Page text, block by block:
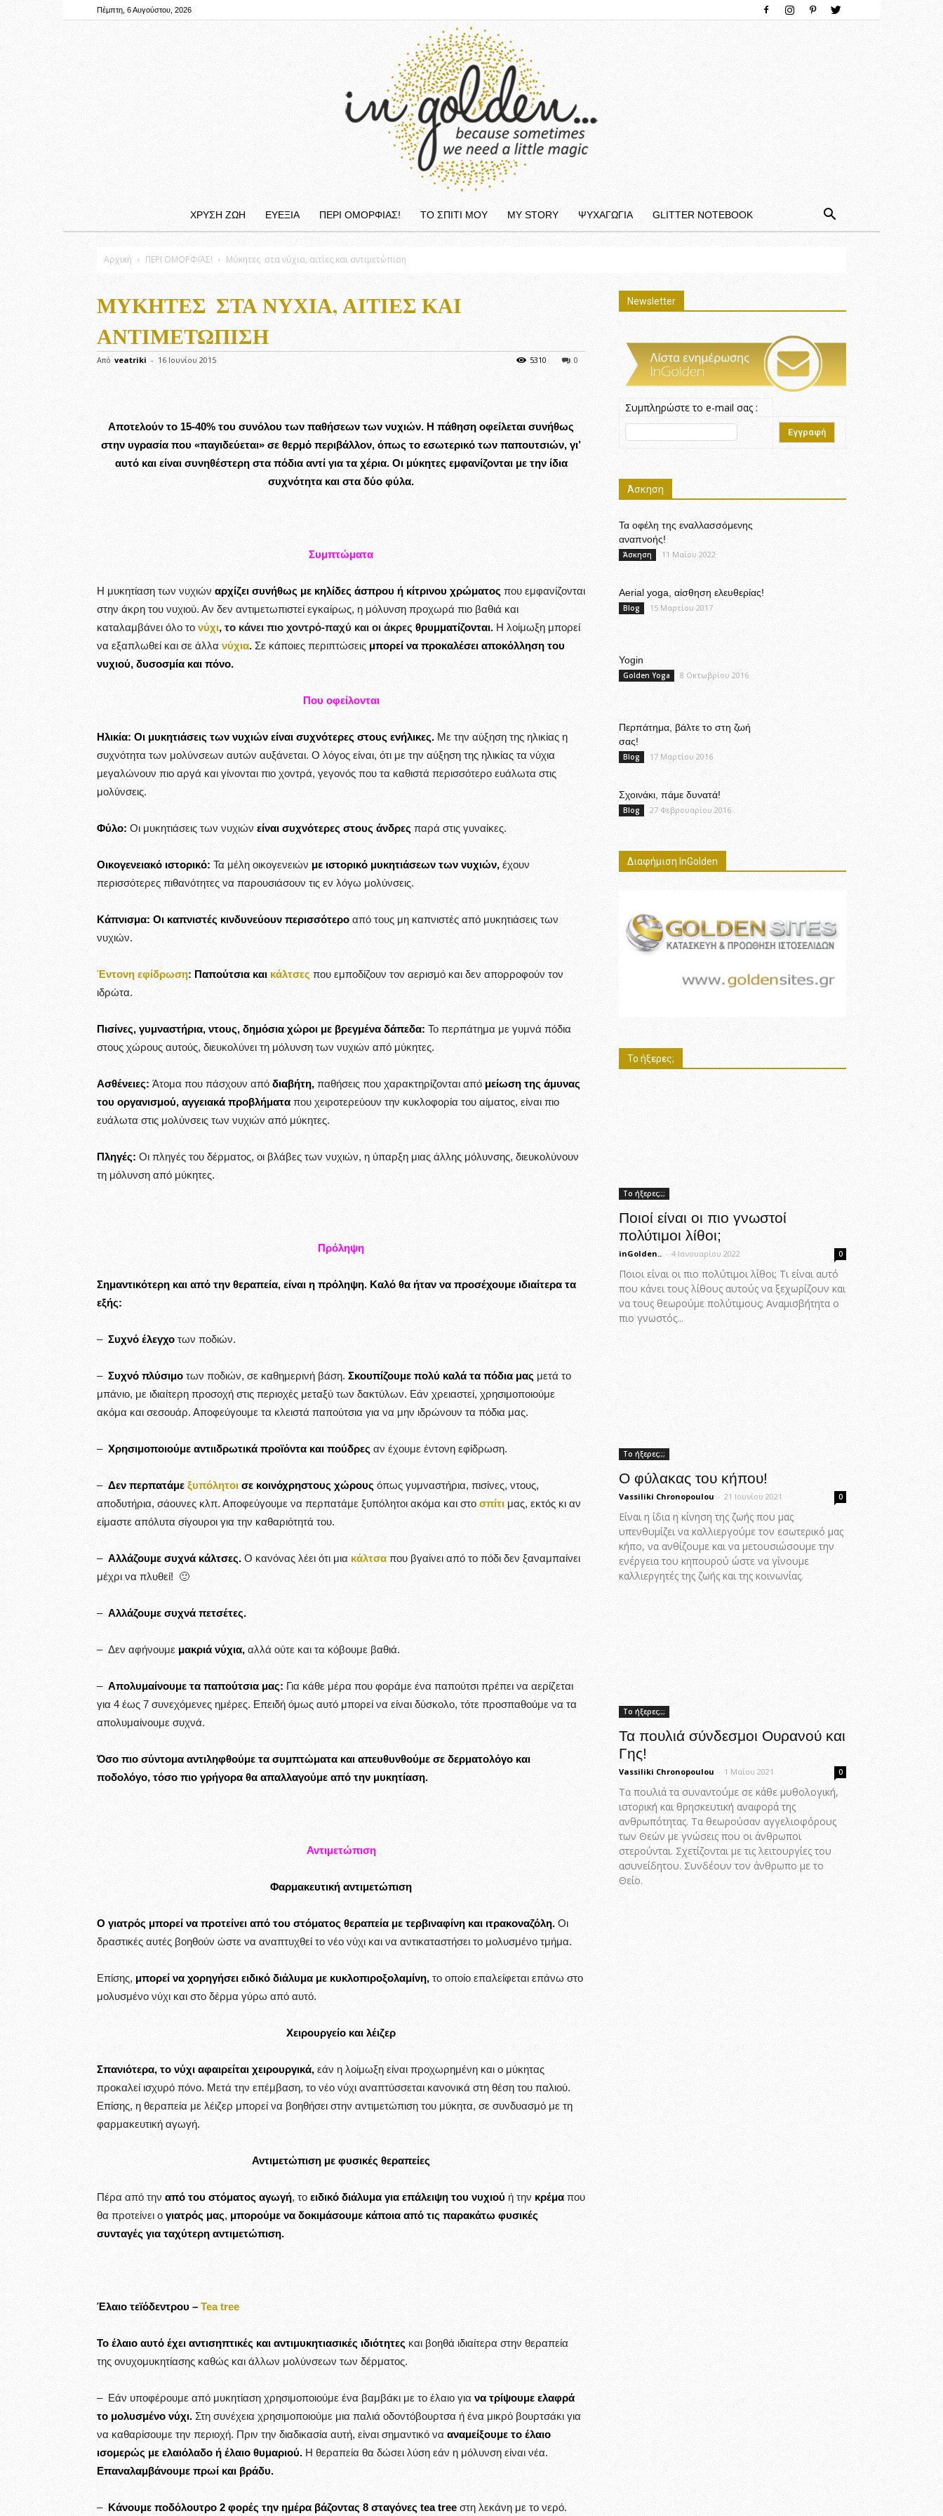
Πέμπτη, 6 Αυγούστου, 2026
ΧΡΥΣΗ ΖΩΗ ΕΥΕΞΙΑ ΠΕΡΙ ΟΜΟΡΦΙΆΣ! ΤΟ ΣΠΙΤΙ ΜΟΥ MY STORY ΨΥΧΑΓΩΓΙΑ GLITTER NOTEBOOK
Αρχική ΠΕΡΙ ΟΜΟΡΦΙΆΣ! Μύκητες στα νύχια, αιτίες και αντιμετώπιση
ΜΎΚΗΤΕΣ ΣΤΑ ΝΎΧΙΑ, ΑΙΤΊΕΣ ΚΑΙ
ΑΝΤΙΜΕΤΏΠΙΣΗ
Από veatriki - 16 Ιουνίου 2015 0
5310
Αποτελούν το 15-40% του συνόλου των παθήσεων των νυχιών. Η πάθηση οφείλεται συνήθως
στην υγρασία που «παγιδεύεται» σε θερμό περιβάλλον, όπως το εσωτερικό των παπουτσιών, γι’
αυτό και είναι συνηθέστερη στα πόδια αντί για τα χέρια. Οι μύκητες εμφανίζονται με την ίδια
συχνότητα και στα δύο φύλα.
Συμπτώματα
Η μυκητίαση των νυχιών αρχίζει συνήθως με κηλίδες άσπρου ή κίτρινου χρώματος που εμφανίζονται
στην άκρη του νυχιού. Αν δεν αντιμετωπιστεί εγκαίρως, η μόλυνση προχωρά πιο βαθιά και
καταλαμβάνει όλο το νύχι, το κάνει πιο χοντρό-παχύ και οι άκρες θρυμματίζονται. Η λοίμωξη μπορεί
να εξαπλωθεί και σε άλλα νύχια. Σε κάποιες περιπτώσεις μπορεί να προκαλέσει αποκόλληση του
νυχιού, δυσοσμία και πόνο.
Που οφείλονται
Ηλικία: Οι μυκητιάσεις των νυχιών είναι συχνότερες στους ενήλικες. Με την αύξηση της ηλικίας η
συχνότητα των μολύνσεων αυτών αυξάνεται. Ο λόγος είναι, ότι με την αύξηση της ηλικίας τα νύχια
μεγαλώνουν πιο αργά και γίνονται πιο χοντρά, γεγονός που τα καθιστά περισσότερο ευάλωτα στις
μολύνσεις.
Φύλο: Οι μυκητιάσεις των νυχιών είναι συχνότερες στους άνδρες παρά στις γυναίκες.
Οικογενειακό ιστορικό: Τα μέλη οικογενειών με ιστορικό μυκητιάσεων των νυχιών, έχουν
περισσότερες πιθανότητες να παρουσιάσουν τις εν λόγω μολύνσεις.
Κάπνισμα: Οι καπνιστές κινδυνεύουν περισσότερο από τους μη καπνιστές από μυκητιάσεις των
νυχιών.
Έντονη εφίδρωση: Παπούτσια και κάλτσες που εμποδίζουν τον αερισμό και δεν απορροφούν τον
ιδρώτα.
Πισίνες, γυμναστήρια, ντους, δημόσια χώροι με βρεγμένα δάπεδα: Το περπάτημα με γυμνά πόδια
στους χώρους αυτούς, διευκολύνει τη μόλυνση των νυχιών από μύκητες.
Ασθένειες: Άτομα που πάσχουν από διαβήτη, παθήσεις που χαρακτηρίζονται από μείωση της άμυνας
του οργανισμού, αγγειακά προβλήματα που χειροτερεύουν την κυκλοφορία του αίματος, είναι πιο
ευάλωτα στις μολύνσεις των νυχιών από μύκητες.
Πληγές: Οι πληγές του δέρματος, οι βλάβες των νυχιών, η ύπαρξη μιας άλλης μόλυνσης, διευκολύνουν
τη μόλυνση από μύκητες.
Πρόληψη
Σημαντικότερη και από την θεραπεία, είναι η πρόληψη. Καλό θα ήταν να προσέχουμε ιδιαίτερα τα
εξής:
– Συχνό έλεγχο των ποδιών.
– Συχνό πλύσιμο των ποδιών, σε καθημερινή βάση. Σκουπίζουμε πολύ καλά τα πόδια μας μετά το
μπάνιο, με ιδιαίτερη προσοχή στις περιοχές μεταξύ των δακτύλων. Εάν χρειαστεί, χρησιμοποιούμε
ακόμα και σεσουάρ. Αποφεύγουμε τα κλειστά παπούτσια για να μην ιδρώνουν τα πόδια μας.
– Χρησιμοποιούμε αντιιδρωτικά προϊόντα και πούδρες αν έχουμε έντονη εφίδρωση.
– Δεν περπατάμε ξυπόλητοι σε κοινόχρηστους χώρους όπως γυμναστήρια, πισίνες, ντους,
αποδυτήρια, σάουνες κλπ. Αποφεύγουμε να περπατάμε ξυπόλητοι ακόμα και στο σπίτι μας, εκτός κι αν
είμαστε απόλυτα σίγουροι για την καθαριότητά του.
– Αλλάζουμε συχνά κάλτσες. Ο κανόνας λέει ότι μια κάλτσα που βγαίνει από το πόδι δεν ξαναμπαίνει
μέχρι να πλυθεί! 🙂
– Αλλάζουμε συχνά πετσέτες.
– Δεν αφήνουμε μακριά νύχια, αλλά ούτε και τα κόβουμε βαθιά.
– Απολυμαίνουμε τα παπούτσια μας: Για κάθε μέρα που φοράμε ένα παπούτσι πρέπει να αερίζεται
για 4 έως 7 συνεχόμενες ημέρες. Επειδή όμως αυτό μπορεί να είναι δύσκολο, τότε προσπαθούμε να τα
απολυμαίνουμε συχνά.
Όσο πιο σύντομα αντιληφθούμε τα συμπτώματα και απευθυνθούμε σε δερματολόγο και
ποδολόγο, τόσο πιο γρήγορα θα απαλλαγούμε από την μυκητίαση.
Αντιμετώπιση
Φαρμακευτική αντιμετώπιση
Ο γιατρός μπορεί να προτείνει από του στόματος θεραπεία με τερβιναφίνη και ιτρακοναζόλη. Οι
δραστικές αυτές βοηθούν ώστε να αναπτυχθεί το νέο νύχι και να αντικαταστήσει το μολυσμένο τμήμα.
Επίσης, μπορεί να χορηγήσει ειδικό διάλυμα με κυκλοπιροξολαμίνη, το οποίο επαλείφεται επάνω στο
μολυσμένο νύχι και στο δέρμα γύρω από αυτό.
Χειρουργείο και λέιζερ
Σπανιότερα, το νύχι αφαιρείται χειρουργικά, εάν η λοίμωξη είναι προχωρημένη και ο μύκητας
προκαλεί ισχυρό πόνο. Μετά την επέμβαση, το νέο νύχι αναπτύσσεται κανονικά στη θέση του παλιού.
Επίσης, η θεραπεία με λέιζερ μπορεί να βοηθήσει στην αντιμετώπιση του μύκητα, σε συνδυασμό με τη
φαρμακευτική αγωγή.
Αντιμετώπιση με φυσικές θεραπείες
Πέρα από την από του στόματος αγωγή, το ειδικό διάλυμα για επάλειψη του νυχιού ή την κρέμα που
θα προτείνει ο γιατρός μας, μπορούμε να δοκιμάσουμε κάποια από τις παρακάτω φυσικές
συνταγές για ταχύτερη αντιμετώπιση.
Έλαιο τεϊόδεντρου – Tea tree
Το έλαιο αυτό έχει αντισηπτικές και αντιμυκητιασικές ιδιότητες και βοηθά ιδιαίτερα στην θεραπεία
της ονυχομυκητίασης καθώς και άλλων μολύνσεων των δέρματος.
– Εάν υποφέρουμε από μυκητίαση χρησιμοποιούμε ένα βαμβάκι με το έλαιο για να τρίψουμε ελαφρά
το μολυσμένο νύχι. Στη συνέχεια χρησιμοποιούμε μια παλιά οδοντόβουρτσα ή ένα μικρό βουρτσάκι για
να καθαρίσουμε την περιοχή. Πριν την διαδικασία αυτή, είναι σημαντικό να αναμείξουμε το έλαιο
ισομερώς με ελαιόλαδο ή έλαιο θυμαριού. Η θεραπεία θα δώσει λύση εάν η μόλυνση είναι νέα.
Επαναλαμβάνουμε πρωί και βράδυ.
– Κάνουμε ποδόλουτρο 2 φορές την ημέρα βάζοντας 8 σταγόνες tea tree στη λεκάνη με το νερό.
Newsletter
Συμπληρώστε το e-mail σας :
Άσκηση
Τα οφέλη της εναλλασσόμενης
αναπνοής!
Άσκηση 11 Μαΐου 2022
Aerial yoga, αίσθηση ελευθερίας!
Blog 15 Μαρτίου 2017
Yogin
Golden Yoga 8 Οκτωβρίου 2016
Περπάτημα, βάλτε το στη ζωή
σας!
Blog 17 Μαρτίου 2016
Σχοινάκι, πάμε δυνατά!
Blog 27 Φεβρουαρίου 2016
Διαφήμιση InGolden
Το ήξερες;
Το ήξερες;;;
Ποιοί είναι οι πιο γνωστοί
πολύτιμοι λίθοι;
inGolden.. - 4 Ιανουαρίου 2022 0
Ποιοι είναι οι πιο πολύτιμοι λίθοι; Τι είναι αυτό
που κάνει τους λίθους αυτούς να ξεχωρίζουν και
να τους θεωρούμε πολύτιμους; Αναμισβήτητα ο
πιο γνωστός...
Το ήξερες;;;
Ο φύλακας του κήπου!
Vassiliki Chronopoulou - 21 Ιουνίου 2021 0
Είναι η ίδια η κίνηση της ζωής που μας
υπενθυμίζει να καλλιεργούμε τον εσωτερικό μας
κήπο, να ανθίζουμε και να μετουσιώσουμε την
ενέργεια του κηπουρού ώστε να γίνουμε
καλλιεργητές της ζωής και της κοινωνίας.
Το ήξερες;;;
Τα πουλιά σύνδεσμοι Ουρανού και
Γης!
Vassiliki Chronopoulou - 1 Μαΐου 2021 0
Τα πουλιά τα συναντούμε σε κάθε μυθολογική,
ιστορική και θρησκευτική αναφορά της
ανθρωπότητας. Τα θεωρούσαν αγγελιοφόρους
των Θεών με γνώσεις που οι άνθρωποι
στερούνται. Σχετίζονται με τις λειτουργίες του
ασυνείδητου. Συνδέουν τον άνθρωπο με το
Θείο.